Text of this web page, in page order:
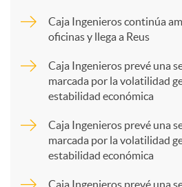
p
a
Caja Ingenieros continúa
oficinas y llega a Reus
Caja Ingenieros prevé una
marcada por la volatilidad
estabilidad económica
Caja Ingenieros prevé una
marcada por la volatilidad
estabilidad económica
Caja Ingenieros prevé una